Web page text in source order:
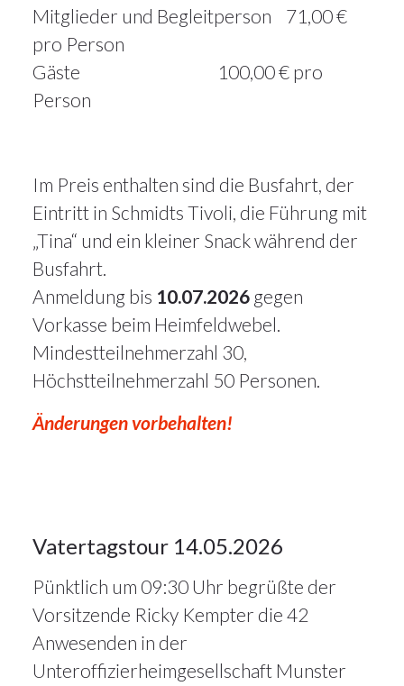
Mitglieder und Begleitperson 71,00 €
pro Person
Gäste 100,00 € pro
Person
Im Preis enthalten sind die Busfahrt, der
Eintritt in Schmidts Tivoli, die Führung mit
„Tina“ und ein kleiner Snack während der
Busfahrt.
Anmeldung bis 10.07.2026 gegen
Vorkasse beim Heimfeldwebel.
Mindestteilnehmerzahl 30,
Höchstteilnehmerzahl 50 Personen.
Änderungen vorbehalten!
14
MAI 2026
14Mai
2026
Alle
Vatertagstour 14.05.2026
Pünktlich um 09:30 Uhr begrüßte der
Vorsitzende Ricky Kempter die 42
Anwesenden in der
Unteroffizierheimgesellschaft Munster